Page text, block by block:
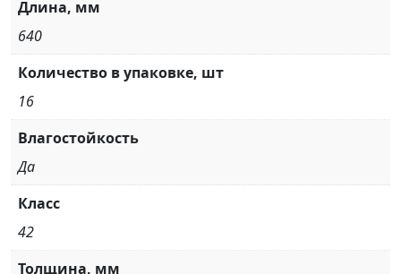
Длина, мм
640
Количество в упаковке, шт
16
Влагостойкость
Да
Класс
42
Толщина, мм